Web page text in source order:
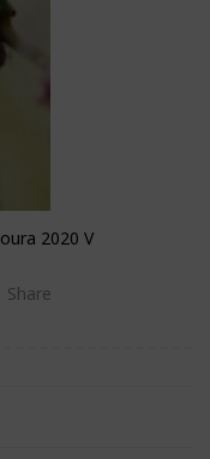
2020 V
Share